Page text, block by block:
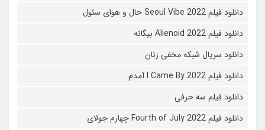
دانلود فیلم Seoul Vibe 2022 حال و هوای سئول
دانلود فیلم Alienoid 2022 بیگانه
دانلود سریال شبکه مخفی زنان
دانلود فیلم I Came By 2022 آمدم
دانلود فیلم سه حرفی
دانلود فیلم Fourth of July 2022 چهارم جولای